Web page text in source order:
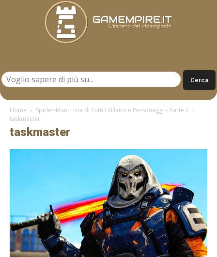
Home
Spider-Man: Lista di Tutti i Villains e Personaggi – Parte 2
taskmaster
taskmaster